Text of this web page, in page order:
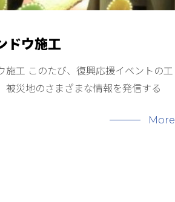
ドウ施工
工 このたび、復興応援イベントの工
災地のさまざまな情報を発信する
More